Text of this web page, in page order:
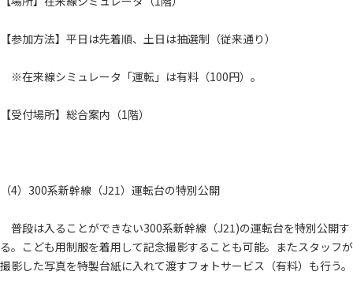
【参加方法】平日は先着順、土日は抽選制（従来通り）
※在来線シミュレータ「運転」は有料（100円）。
【受付場所】総合案内（1階）
（4）300系新幹線（J21）運転台の特別公開
普段は入ることができない300系新幹線（J21)の運転台を特別公開す
る。こども用制服を着用して記念撮影することも可能。またスタッフが
撮影した写真を特製台紙に入れて渡すフォトサービス（有料）も行う。